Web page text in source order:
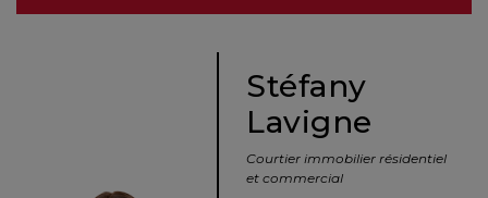
Stéfany
Lavigne
Courtier immobilier résidentiel
et commercial